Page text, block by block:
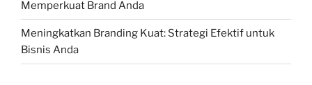
Memperkuat Brand Anda
Meningkatkan Branding Kuat: Strategi Efektif untuk
Bisnis Anda